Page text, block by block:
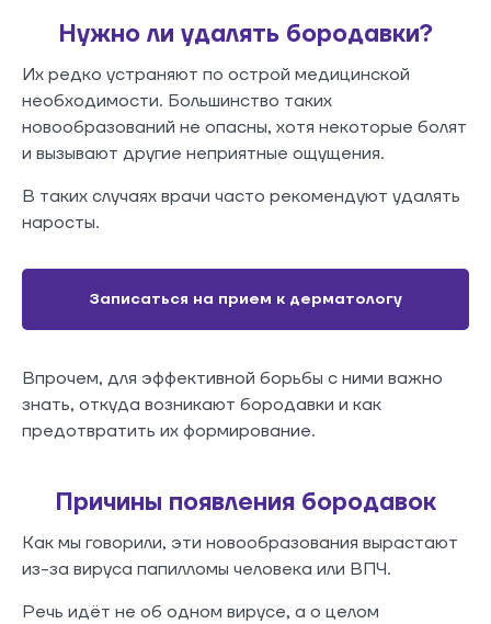
Нужно ли удалять бородавки?
Их редко устраняют по острой медицинской
необходимости. Большинство таких
новообразований не опасны, хотя некоторые болят
и вызывают другие неприятные ощущения.
В таких случаях врачи часто рекомендуют удалять
наросты.
Записаться на прием к дерматологу
Впрочем, для эффективной борьбы с ними важно
знать, откуда возникают бородавки и как
предотвратить их формирование.
Причины появления бородавок
Как мы говорили, эти новообразования вырастают
из-за вируса папилломы человека или ВПЧ.
Речь идёт не об одном вирусе, а о целом